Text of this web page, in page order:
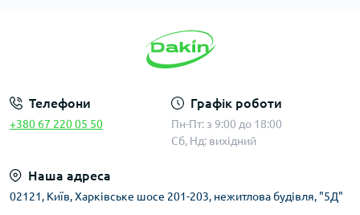
Телефони
+380 67 220 05 50
Графік роботи
Пн-Пт: з 9:00 до 18:00
Сб, Нд: вихідний
Наша адреса
02121, Київ, Харківське шосе 201-203, нежитлова будівля, "5Д"